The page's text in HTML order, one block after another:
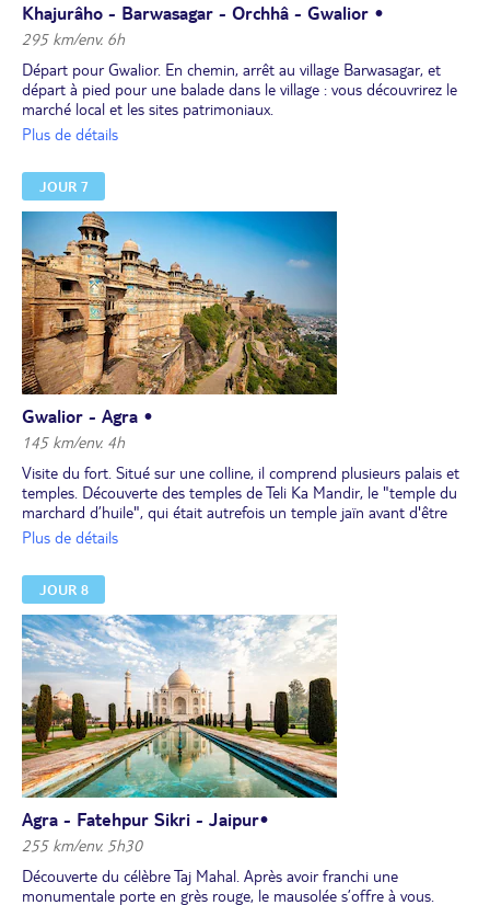
Khajurâho - Barwasagar - Orchhâ - Gwalior •
295 km/env. 6h
Départ pour Gwalior. En chemin, arrêt au village Barwasagar, et
départ à pied pour une balade dans le village : vous découvrirez le
marché local et les sites patrimoniaux.
Déjeuner dans une famille du village.
capitale de la dynastie Bundela et de ses temples. Puis vous
prendrez la route en direction de Gwalior.
A l'arrivée, installation, dîner et nuit à l'hôtel.
Plus de détails
JOUR 7
Gwalior - Agra •
145 km/env. 4h
Visite du fort. Situé sur une colline, il comprend plusieurs palais et
temples. Découverte des temples de Teli Ka Mandir, le "temple du
marchard d’huile", qui était autrefois un temple jaïn avant d'être
dédié à Vishnu puis à Shiva, du temple de Sas-Bahu, et de grottes
Déjeuner sur la route.
À l’arrivée, dîner, transfert et nuit à l’hôtel.
Plus de détails
JOUR 8
Agra - Fatehpur Sikri - Jaipur•
255 km/env. 5h30
Découverte du célèbre Taj Mahal. Après avoir franchi une
monumentale porte en grès rouge, le mausolée s’offre à vous.